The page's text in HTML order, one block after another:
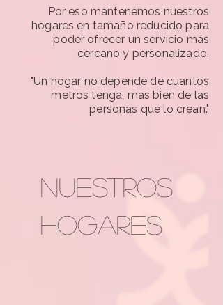
Por eso mantenemos nuestros
hogares en tamaño reducido para
poder ofrecer un servicio más
cercano y personalizado.
"Un hogar no depende de cuantos
metros tenga, mas bien de las
personas que lo crean."
nuestros
hogares